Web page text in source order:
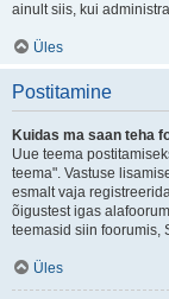
ainult siis, kui
Üles
Postitamine
Kuidas ma saan teha
Uue teema
teema". Vastuse
esmalt vaja
õigustest igas
teemasid siin foorumis,
Üles